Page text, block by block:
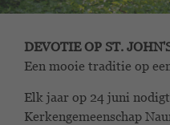
DEVOTIE OP ST.
Een mooie traditie op
Elk jaar op 24 juni
Kerkengemeenschap